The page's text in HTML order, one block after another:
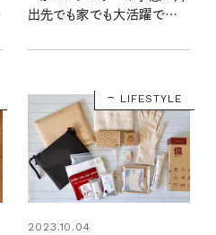
出先でも家でも大活躍で
LIFESTYLE
2023.10.04